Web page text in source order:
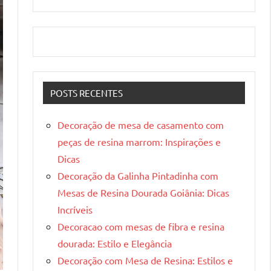
POSTS RECENTES
Decoração de mesa de casamento com
peças de resina marrom: Inspirações e
Dicas
Decoração da Galinha Pintadinha com
Mesas de Resina Dourada Goiânia: Dicas
Incríveis
Decoracao com mesas de fibra e resina
dourada: Estilo e Elegância
Decoração com Mesa de Resina: Estilos e